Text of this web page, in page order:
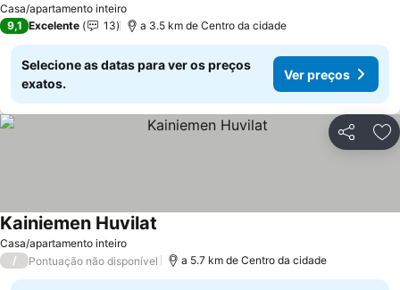
Casa/apartamento inteiro
9,1 Excelente 13 a 3.5 km de Centro da cidade
Selecione as datas para ver os preços
exatos.
Ver preços
Partilhar
Casa/apartamento inteiro
Kainiemen Huvilat
/ Pontuação não disponível a 5.7 km de Centro da cidade